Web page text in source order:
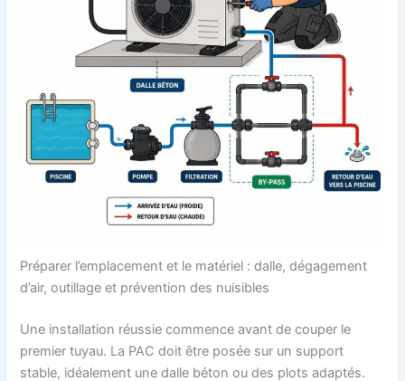
Préparer l’emplacement et le matériel : dalle, dégagement
d’air, outillage et prévention des nuisibles
Une installation réussie commence avant de couper le
premier tuyau. La PAC doit être posée sur un support
stable, idéalement une dalle béton ou des plots adaptés.